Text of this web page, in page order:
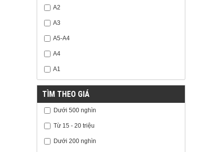
A2
A3
A5-A4
A4
A1
TÌM THEO GIÁ
Dưới 500 nghìn
Từ 15 - 20 triệu
Dưới 200 nghìn